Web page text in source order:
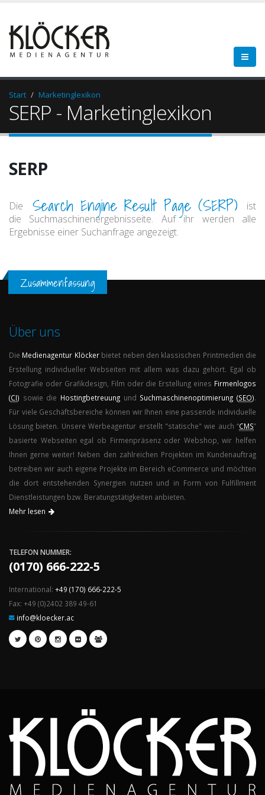
Start Marketinglexikon
SERP - Marketinglexikon
SERP
Die Search Engine Result Page (SERP) ist
die Suchmaschinenergebnisseite. Auf ihr werden alle
Ergebnisse einer Suchanfrage angezeigt.
Zusammenfassung
Über uns
Die Medienagentur Klöckerbietet neben den klassischen Printmedien die
Erstellung individueller Webseiten mit allem was dazu gehört. Egal ob
Fotografie oder Grafikdesign, Film oder die Erstellung eines Firmenlogos
(CI) sowie die Hostingbetreuung und Suchmaschinenoptimierung (SEO).
Für viele Geschäftsbereiche können wir Ihnen eine passende individuelle
Lösung bieten. Unsere Werbeagentur erstellt "statische" wie auch “CMS”
basierte Webseiten egal ob Firmenpräsenz oder Webshop, wir helfen
Ihnen gerne weiter! Neben den zahlreichen Projekten im Kundenauftrag
betreiben wir auch eigene Projekte im Bereich eCommerce und möchten
die dort entstehenden Synergien nutzen und in Form von Fulfillment
Dienstleistungen bzw. Beratungstätigkeiten anbieten.
Mehr lesen
TELEFON NUMMER:
(0170) 666-222-5
International: +49 (170) 666-222-5
Fax: +49 (0)2402 389 49-61
info@kloecker.ac